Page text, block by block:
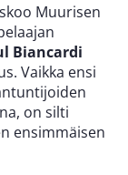
Muurisen
Biancardi
Vaikka ensi
on silti
ensimmäisen